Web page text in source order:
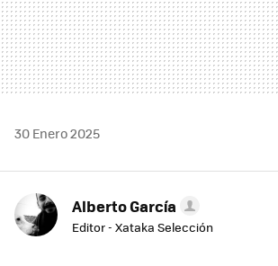
30 Enero 2025
Alberto García
Editor - Xataka Selección